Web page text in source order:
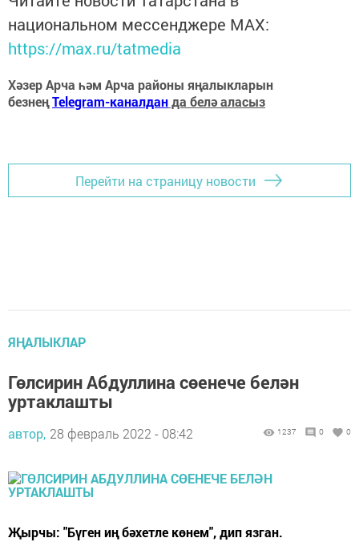
национальном мессенджере MАХ:
https://max.ru/tatmedia
Хәзер Арча һәм Арча районы яңалыкларын
безнеңTelegram-каналданда белә аласыз
Перейти на страницу новости
ЯҢАЛЫКЛАР
Гөлсирин Абдуллина сөенече белән
уртаклашты
автор, 28 февраль 2022 - 08:42 1237 0 0
Җырчы: "Бүген иң бәхетле көнем", дип язган.